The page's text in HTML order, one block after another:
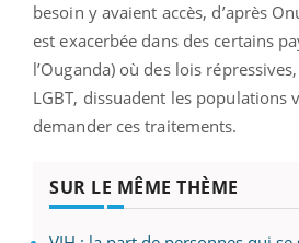
besoin y avaient accès, d’après
est exacerbée dans des certains
l’Ouganda) où des lois
LGBT, dissuadent les populations
demander ces traitements.
SUR LE MÊME THÈME